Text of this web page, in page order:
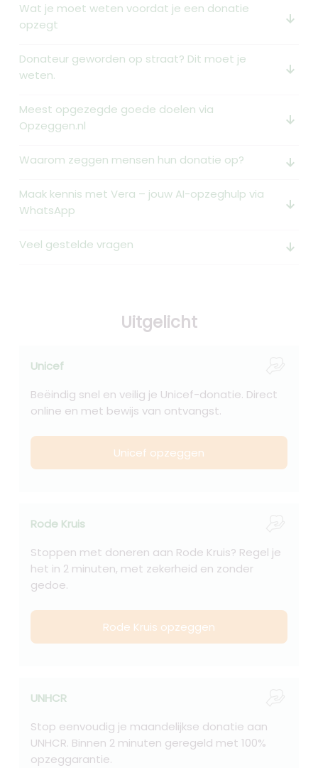
Wat je moet weten voordat je een donatie
opzegt
arrow_downward_alt
Donateur geworden op straat? Dit moet je
weten.
arrow_downward_alt
Meest opgezegde goede doelen via
Opzeggen.nl
arrow_downward_alt
Waarom zeggen mensen hun donatie op? arrow_downward_alt
Maak kennis met Vera – jouw AI-opzeghulp via
WhatsApp
arrow_downward_alt
Veel gestelde vragen arrow_downward_alt
Uitgelicht
Unicef
Beëindig snel en veilig je Unicef-donatie. Direct
online en met bewijs van ontvangst.
Unicef opzeggen
Rode Kruis
Stoppen met doneren aan Rode Kruis? Regel je
het in 2 minuten, met zekerheid en zonder
gedoe.
Rode Kruis opzeggen
UNHCR
Stop eenvoudig je maandelijkse donatie aan
UNHCR. Binnen 2 minuten geregeld met 100%
opzeggarantie.